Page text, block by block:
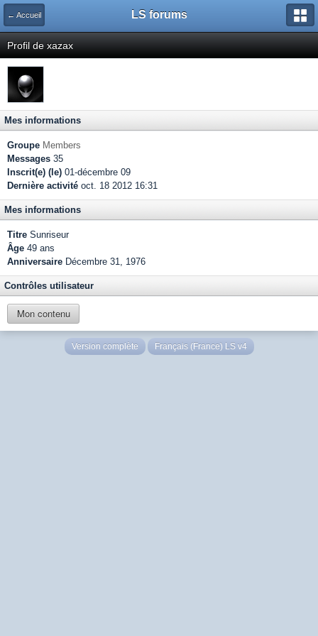
← Accueil LS forums
Profil de xazax
Mes informations
Groupe Members
Messages 35
Inscrit(e) (le) 01-décembre 09
Dernière activité oct. 18 2012 16:31
Mes informations
Titre Sunriseur
Âge 49 ans
Anniversaire Décembre 31, 1976
Contrôles utilisateur
Mon contenu
Version complète Français (France) LS v4